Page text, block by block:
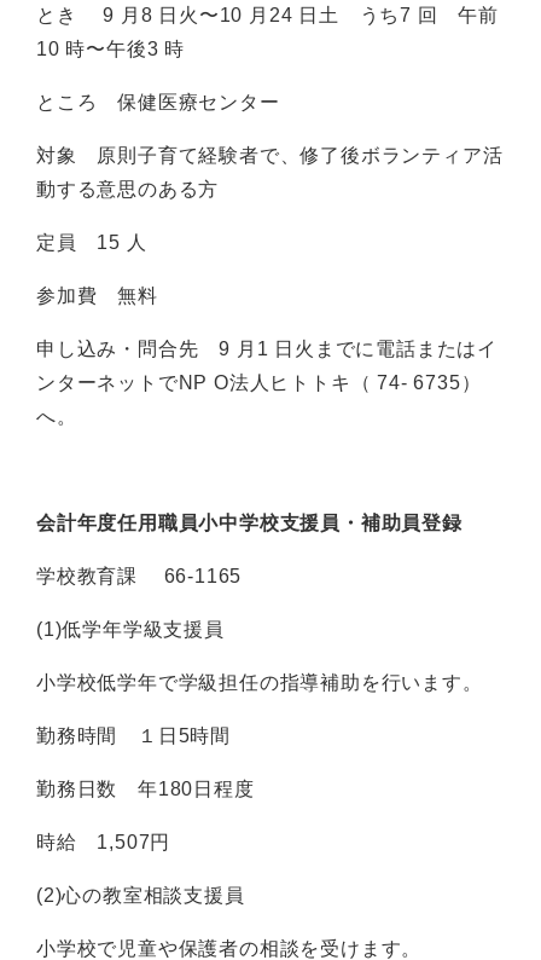
とき 9 月8 日火〜10 月24 日土 うち7 回 午前
10 時〜午後3 時
ところ 保健医療センター
対象 原則子育て経験者で、修了後ボランティア活
動する意思のある方
定員 15 人
参加費 無料
申し込み・問合先 9 月1 日火までに電話またはイ
ンターネットでNP O法人ヒトトキ（ 74- 6735）
へ。
会計年度任用職員小中学校支援員・補助員登録
学校教育課 66-1165
(1)低学年学級支援員
小学校低学年で学級担任の指導補助を行います。
勤務時間 １日5時間
勤務日数 年180日程度
時給 1,507円
(2)心の教室相談支援員
小学校で児童や保護者の相談を受けます。